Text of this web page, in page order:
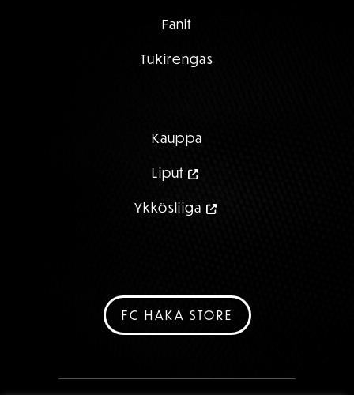
Fanit
Tukirengas
Kauppa
Liput
Ykkösliiga
FC HAKA STORE